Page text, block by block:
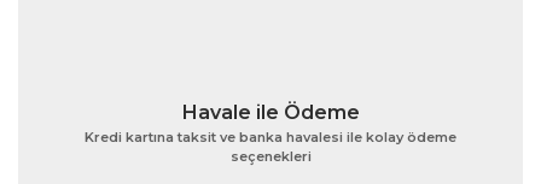
Havale ile Ödeme
Kredi kartına taksit ve banka havalesi ile kolay ödeme
seçenekleri